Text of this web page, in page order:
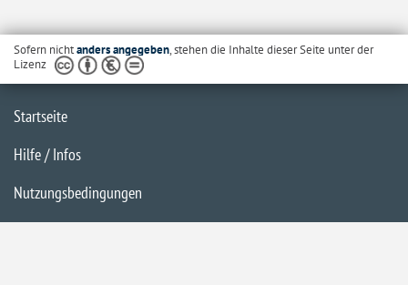
Sofern nichtanders angegeben, stehen die Inhalte dieser Seite unter der
Lizenz
Startseite
Hilfe / Infos
Nutzungsbedingungen